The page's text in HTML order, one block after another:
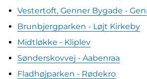
Vestertoft, Genner Bygade -
Brunbjergparken - Løjt Kirkeby
Midtløkke - Kliplev
Sønderskovvej - Aabenraa
Fladhøjparken - Rødekro